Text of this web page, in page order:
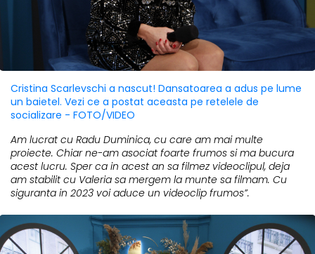
Cristina Scarlevschi a nascut! Dansatoarea a adus pe lume
un baietel. Vezi ce a postat aceasta pe retelele de
socializare - FOTO/VIDEO
Am lucrat cu Radu Duminica, cu care am mai multe
proiecte. Chiar ne-am asociat foarte frumos si ma bucura
acest lucru. Sper ca in acest an sa filmez videoclipul, deja
am stabilit cu Valeria sa mergem la munte sa filmam. Cu
siguranta in 2023 voi aduce un videoclip frumos”.